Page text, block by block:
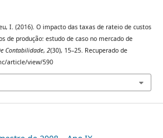
I. (2016). O impacto das taxas de rateio de custos
de produção: estudo de caso no mercado de
Contabilidade, 2(30), 15–25. Recuperado de
article/view/590